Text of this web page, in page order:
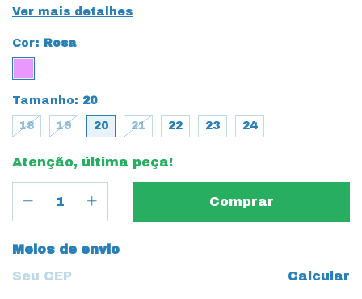
Ver mais detalhes
Cor: Rosa
Tamanho: 20
18 19 20 21 22 23 24
Atenção, última peça!
Entregas para o CEP:
Meios de envio
Calcular